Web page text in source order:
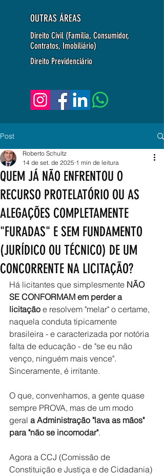
OUTRAS ÁREAS
Direito Civil (Família, Consumidor,
Contratos, Imobiliário)
Direito Previdenciário
Post
QUEM JÁ NÃO ENFRENTOU O
RECURSO PROTELATÓRIO OU AS
ALEGAÇÕES COMPLETAMENTE
"FURADAS" E SEM FUNDAMENTO
(JURÍDICO OU TÉCNICO) DE UM
CONCORRENTE NA LICITAÇÃO?
Roberto Schultz
14 de set. de 2025 1 min de leitura
Há licitantes que simplesmente NÃO
SE CONFORMAM em perder a
licitação e resolvem "melar" o certame,
naquela conduta tipicamente
brasileira - e caracterizada por notória
falta de educação - de "se eu não
venço, ninguém mais vence".
Sinceramente, é irritante.
O que, convenhamos, a gente quase
sempre PROVA, mas de um modo
geral a Administração "lava as mãos"
para "não se incomodar".
Agora a CCJ (Comissão de
Constituição e Justiça e de Cidadania)